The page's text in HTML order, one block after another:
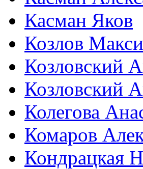
Касман Яков
Козлов
Козловский
Козловский
Колегова
Комаров
Кондрацкая